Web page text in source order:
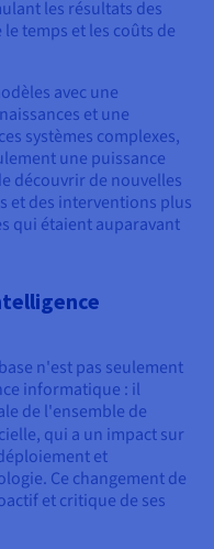
les résultats des
temps et les coûts de
avec une
et une
systèmes complexes,
une puissance
découvrir de nouvelles
et des interventions plus
qui étaient auparavant
n'est pas seulement
informatique : il
de l'ensemble de
qui a un impact sur
et
Ce changement de
et critique de ses